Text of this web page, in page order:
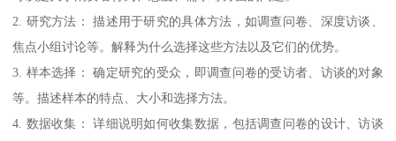
2. 研究方法： 描述用于研究的具体方法，如调查问卷、深度访谈、
焦点小组讨论等。解释为什么选择这些方法以及它们的优势。
3. 样本选择： 确定研究的受众，即调查问卷的受访者、访谈的对象
等。描述样本的特点、大小和选择方法。
4. 数据收集： 详细说明如何收集数据，包括调查问卷的设计、访谈